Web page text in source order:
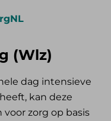
(Wlz)
dag intensieve
kan deze
zorg op basis